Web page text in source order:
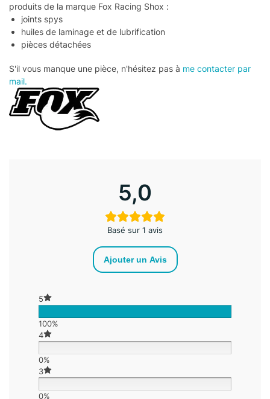
produits de la marque Fox Racing Shox :
joints spys
huiles de laminage et de lubrification
pièces détachées
S'il vous manque une pièce, n'hésitez pas à me contacter par
mail.
5,0
Basé sur 1 avis
Ajouter un Avis
5
100%
4
0%
3
0%